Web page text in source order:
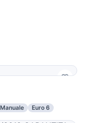
Manuale Euro 6